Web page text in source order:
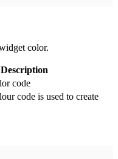
color.
Description
code
code is used to create